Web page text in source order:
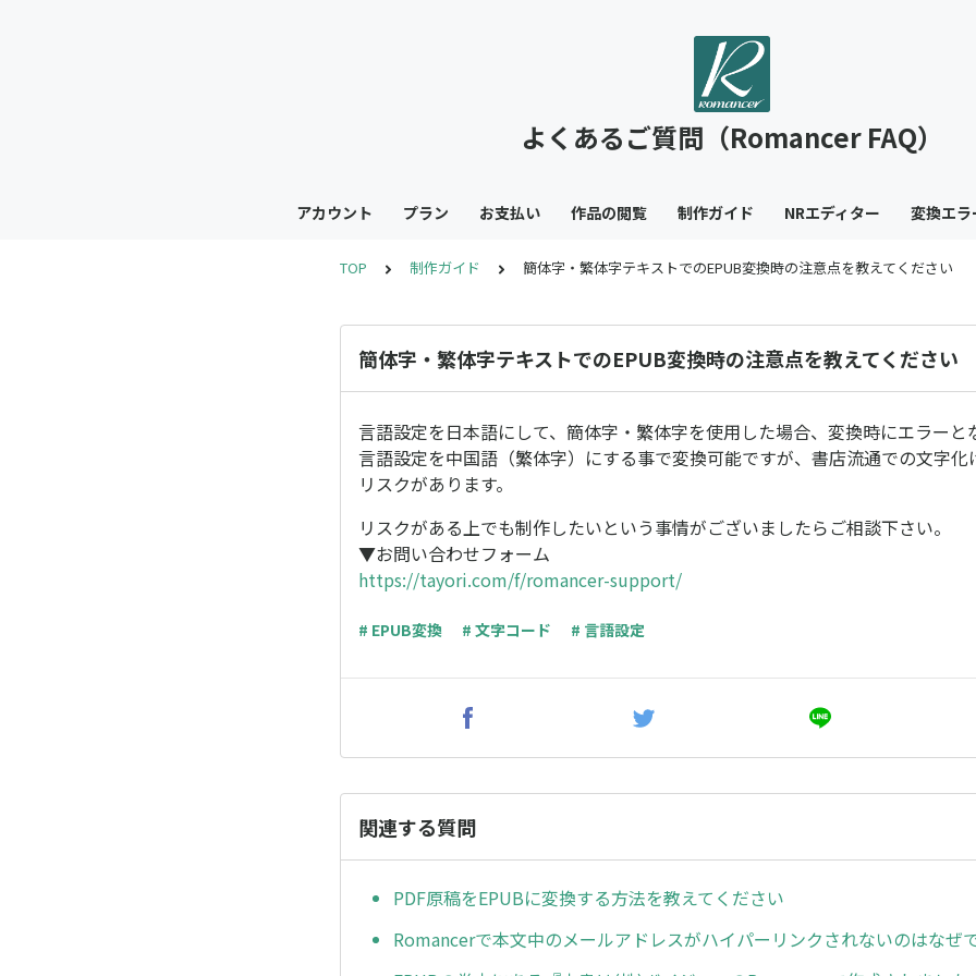
よくあるご質問（Romancer FAQ）
アカウント プラン お支払い 作品の閲覧 制作ガイド NRエディター 変換エラ
TOP 制作ガイド 簡体字・繁体字テキストでのEPUB変換時の注意点を教えてください
簡体字・繁体字テキストでのEPUB変換時の注意点を教えてください
言語設定を日本語にして、簡体字・繁体字を使用した場合、変換時にエラーと
言語設定を中国語（繁体字）にする事で変換可能ですが、書店流通での文字化
リスクがあります。
リスクがある上でも制作したいという事情がございましたらご相談下さい。
▼お問い合わせフォーム
https://tayori.com/f/romancer-support/
# EPUB変換 # 文字コード # 言語設定
関連する質問
PDF原稿をEPUBに変換する方法を教えてください
Romancerで本文中のメールアドレスがハイパーリンクされないのはなぜ